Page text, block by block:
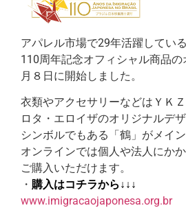
アパレル市場で29年活躍してい
110周年記念オフィシャル商品の
月８日に開始しました。
衣類やアクセサリーなどはＹＫ
ロタ・エロイザのオリジナルデ
シンボルでもある「鶴」がメイ
オンラインでは個人や法人にか
ご購入いただけます。
・ 購入はコチラから↓↓↓
www.imigracaojaponesa.org.br